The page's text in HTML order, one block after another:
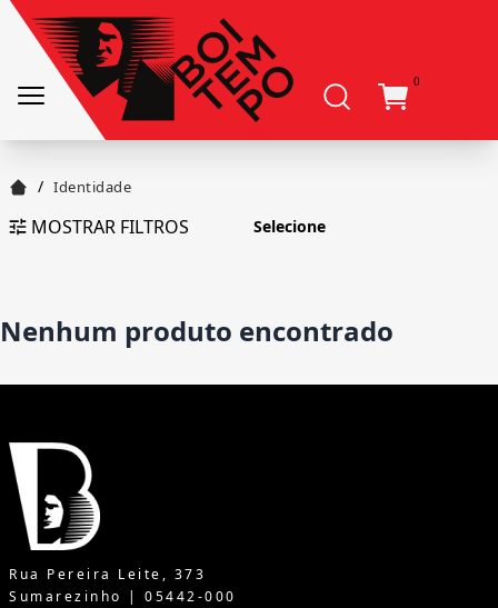
0
/ Identidade
MOSTRAR FILTROS
Nenhum produto encontrado
Rua Pereira Leite, 373
Sumarezinho | 05442-000